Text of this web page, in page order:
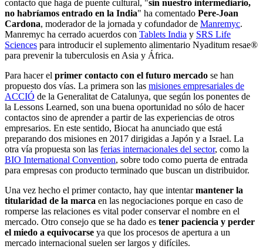
contacto que haga de puente cultural, "sin nuestro intermediario,
no habríamos entrado en la India" ha comentado Pere-Joan
Cardona, moderador de la jornada y cofundador de Manremyc.
Manremyc ha cerrado acuerdos con Tablets India y SRS Life
Sciences para introducir el suplemento alimentario Nyaditum resae®
para prevenir la tuberculosis en Asia y África.
Para hacer el primer contacto con el futuro mercado se han
propuesto dos vías. La primera son las misiones empresariales de
ACCIÓ de la Generalitat de Catalunya, que según los ponentes de
la Lessons Learned, son una buena oportunidad no sólo de hacer
contactos sino de aprender a partir de las experiencias de otros
empresarios. En este sentido, Biocat ha anunciado que está
preparando dos misiones en 2017 dirigidas a Japón y a Israel. La
otra vía propuesta son las ferias internacionales del sector, como la
BIO International Convention, sobre todo como puerta de entrada
para empresas con producto terminado que buscan un distribuidor.
Una vez hecho el primer contacto, hay que intentarmantener la
titularidad de la marca en las negociaciones porque en caso de
romperse las relaciones es vital poder conservar el nombre en el
mercado. Otro consejo que se ha dado es tener paciencia y perder
el miedo a equivocarse ya que los procesos de apertura a un
mercado internacional suelen ser largos y difíciles.